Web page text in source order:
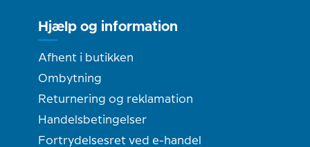
Hjælp og information
Afhent i butikken
Ombytning
Returnering og reklamation
Handelsbetingelser
Fortrydelsesret ved e-handel